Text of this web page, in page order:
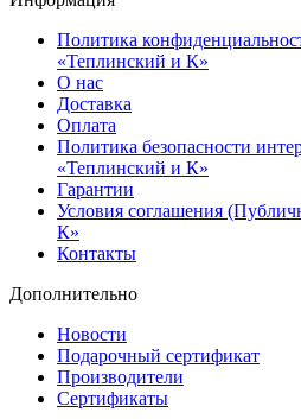
Политика
«Теплинский и К»
О нас
Доставка
Оплата
Политика безопасности
«Теплинский и К»
Гарантии
Условия соглашения
К»
Контакты
Дополнительно
Новости
Подарочный сертификат
Производители
Сертификаты